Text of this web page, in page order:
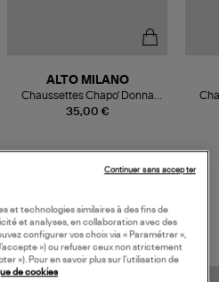
35,00 €
ALTO MILANO
Chaussettes Chapo' Donna
Calzino Daino Melange
VUS
et technologies similaires à des fins de
et analyses, en collaboration avec des
configurer vos choix via « Paramétrer »,
») ou refuser ceux non strictement
»). Pour en savoir plus sur l’utilisation de
de cookies
Continuer sans accepter